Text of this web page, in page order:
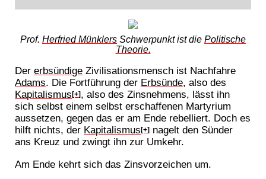
Prof. Herfried Münklers Schwerpunkt ist die Politische
Theorie.
Dererbsündige Zivilisationsmensch ist Nachfahre
Adams. Die Fortführung der Erbsünde, also des
Kapitalismus[+] , also des Zinsnehmens, lässt ihn
sich selbst einem selbst erschaffenen Martyrium
aussetzen, gegen das er am Ende rebelliert. Doch es
hilft nichts, der Kapitalismus[+] nagelt den Sünder
ans Kreuz und zwingt ihn zur Umkehr.
Am Ende kehrt sich das Zinsvorzeichen um.